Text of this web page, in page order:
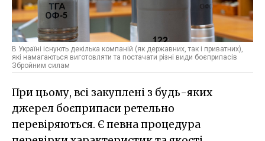
В Україні існують декілька компаній (як державних, так і приватних),
які намагаються виготовляти та постачати різні види боєприпасів
Збройним силам
При цьому, всі закуплені з будь-яких
джерел боєприпаси ретельно
перевіряються. Є певна процедура